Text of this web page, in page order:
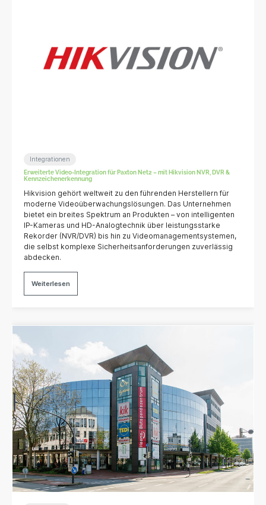
Integrationen
Erweiterte Video-Integration für Paxton Net2 – mit Hikvision NVR, DVR &
Kennzeichenerkennung
Hikvision gehört weltweit zu den führenden Herstellern für
moderne Videoüberwachungslösungen. Das Unternehmen
bietet ein breites Spektrum an Produkten – von intelligenten
IP-Kameras und HD-Analogtechnik über leistungsstarke
Rekorder (NVR/DVR) bis hin zu Videomanagementsystemen,
die selbst komplexe Sicherheitsanforderungen zuverlässig
abdecken.
Weiterlesen